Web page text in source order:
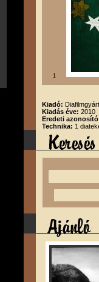
1
Kiadó:
Kiadás éve: 2010
Eredeti
Technika: 1